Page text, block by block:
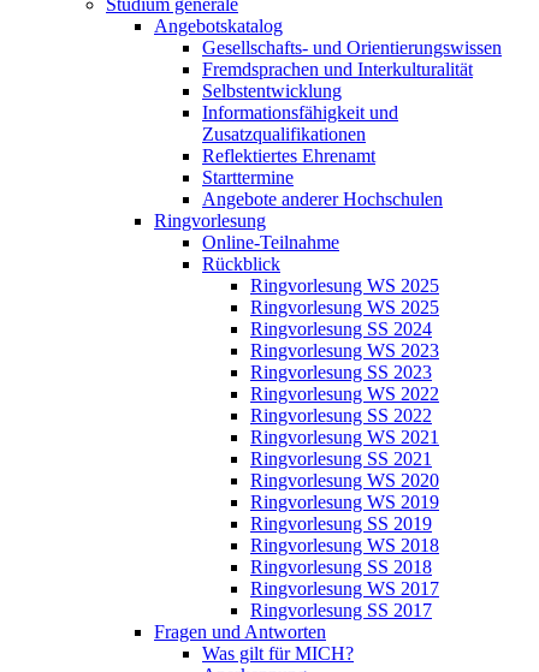
Angebotskatalog
Gesellschafts- und Orientierungswissen
Fremdsprachen und Interkulturalität
Selbstentwicklung
Informationsfähigkeit und
Zusatzqualifikationen
Reflektiertes Ehrenamt
Starttermine
Angebote anderer Hochschulen
Ringvorlesung
Online-Teilnahme
Rückblick
Ringvorlesung WS 2025
Ringvorlesung WS 2025
Ringvorlesung SS 2024
Ringvorlesung WS 2023
Ringvorlesung SS 2023
Ringvorlesung WS 2022
Ringvorlesung SS 2022
Ringvorlesung WS 2021
Ringvorlesung SS 2021
Ringvorlesung WS 2020
Ringvorlesung WS 2019
Ringvorlesung SS 2019
Ringvorlesung WS 2018
Ringvorlesung SS 2018
Ringvorlesung WS 2017
Ringvorlesung SS 2017
Fragen und Antworten
Was gilt für MICH?